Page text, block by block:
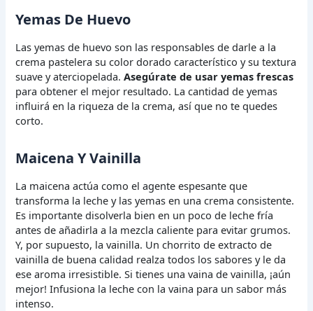
Yemas De Huevo
Las yemas de huevo son las responsables de darle a la
crema pastelera su color dorado característico y su textura
suave y aterciopelada.Asegúrate de usar yemas frescas
para obtener el mejor resultado. La cantidad de yemas
influirá en la riqueza de la crema, así que no te quedes
corto.
Maicena Y Vainilla
La maicena actúa como el agente espesante que
transforma la leche y las yemas en una crema consistente.
Es importante disolverla bien en un poco de leche fría
antes de añadirla a la mezcla caliente para evitar grumos.
Y, por supuesto, la vainilla. Un chorrito de extracto de
vainilla de buena calidad realza todos los sabores y le da
ese aroma irresistible. Si tienes una vaina de vainilla, ¡aún
mejor! Infusiona la leche con la vaina para un sabor más
intenso.